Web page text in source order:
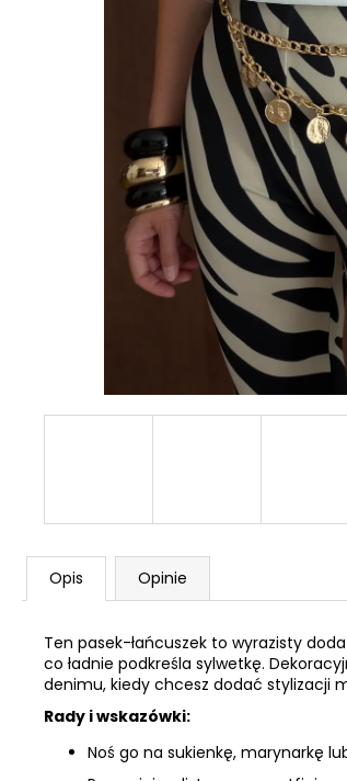
Opis Opinie
Ten pasek-łańcuszek to wyrazisty
co ładnie podkreśla sylwetkę.
denimu, kiedy chcesz dodać stylizacji
Rady i wskazówki:
Noś go na sukienkę, marynarkę